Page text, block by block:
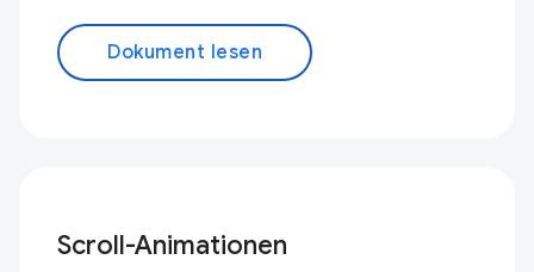
Dokument lesen
Scroll-Animationen